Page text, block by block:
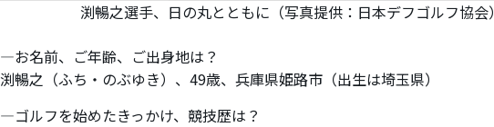
渕暢之選手、日の丸とともに（写真提供：日本デフゴルフ協会）
―お名前、ご年齢、ご出身地は？
渕暢之（ふち・のぶゆき）、49歳、兵庫県姫路市（出生は埼玉県）
―ゴルフを始めたきっかけ、競技歴は？